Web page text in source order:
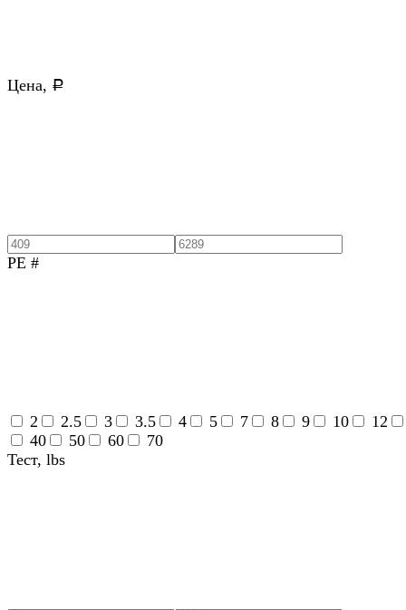
Цена, Р
PE #
2 2.5 3 3.5 4 5 7 8 9 10
12
40
50 60
70
Тест, lbs